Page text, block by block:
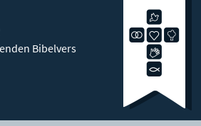
Bibelvers